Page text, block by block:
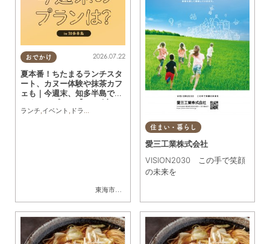
おでかけ
東海市
,大府市
2026.07.22
夏本番！ちたまるランチスタ
ート、カヌー体験や抹茶カフ
ェも｜今週末、知多半島でお
すすめのプラン【7/25(土)・
26(日)】
ランチ イベント ドライブ 親子,家族
住まい・暮らし
愛三工業株式会社
VISION2030 この手で笑顔
の未来を